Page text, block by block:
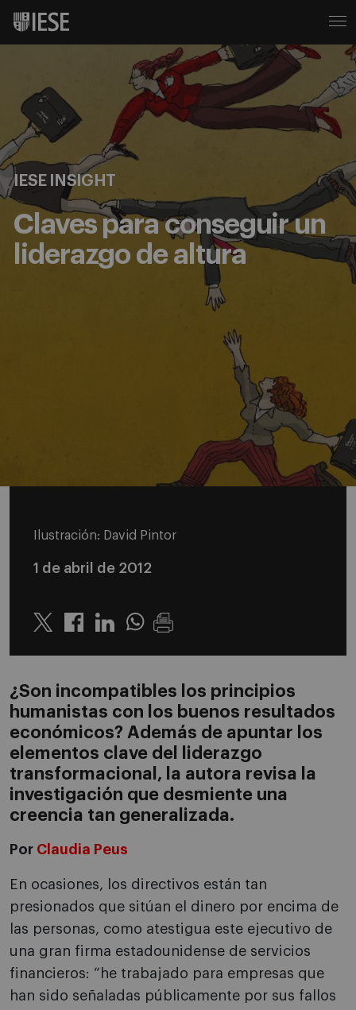
IESE INSIGHT
Claves para conseguir un
liderazgo de altura
Ilustración: David Pintor
1 de abril de 2012
Twitter LinkedinWhatsapp
¿Son incompatibles los principios
humanistas con los buenos resultados
económicos? Además de apuntar los
elementos clave del liderazgo
transformacional, la autora revisa la
investigación que desmiente una
creencia tan generalizada.
Por Claudia Peus
En ocasiones, los directivos están tan
presionados que sitúan el dinero por encima de
las personas, como atestigua este ejecutivo de
una gran firma estadounidense de servicios
financieros: “he trabajado para empresas que
han sido señaladas públicamente por sus fallos